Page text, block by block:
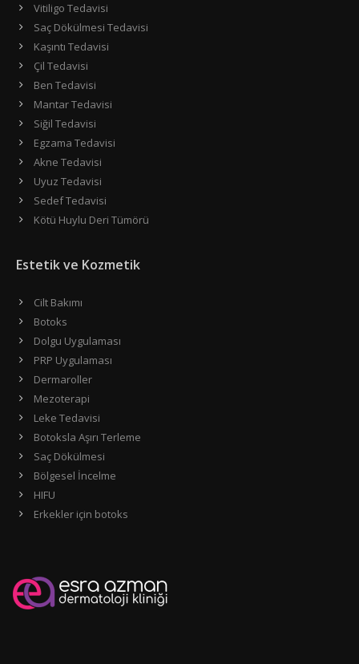
Vitiligo Tedavisi
Saç Dökülmesi Tedavisi
Kaşıntı Tedavisi
Çil Tedavisi
Ben Tedavisi
Mantar Tedavisi
Siğil Tedavisi
Egzama Tedavisi
Akne Tedavisi
Uyuz Tedavisi
Sedef Tedavisi
Kötü Huylu Deri Tümörü
Estetik ve Kozmetik
Cilt Bakımı
Botoks
Dolgu Uygulaması
PRP Uygulaması
Dermaroller
Mezoterapi
Leke Tedavisi
Botoksla Aşırı Terleme
Saç Dökülmesi
Bölgesel İncelme
HIFU
Erkekler için botoks